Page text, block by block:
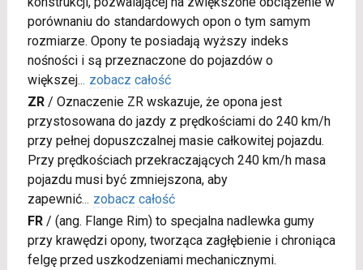
porównaniu do standardowych opon o tym samym
rozmiarze. Opony te posiadają wyższy indeks
nośności i są przeznaczone do pojazdów o
większej... zobacz całość
ZR/ Oznaczenie ZR wskazuje, że opona jest
przystosowana do jazdy z prędkościami do 240 km/h
przy pełnej dopuszczalnej masie całkowitej pojazdu.
Przy prędkościach przekraczających 240 km/h masa
pojazdu musi być zmniejszona, aby
zapewnić... zobacz całość
FR/ (ang. Flange Rim) to specjalna nadlewka gumy
przy krawędzi opony, tworząca zagłębienie i chroniąca
felgę przed uszkodzeniami mechanicznymi.